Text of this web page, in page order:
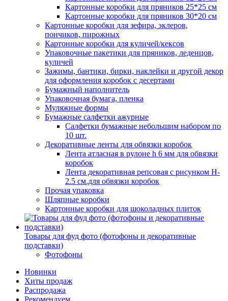
Картонные коробки для пряников 25*25 см
Картонные коробки для пряников 30*20 см
Картонные коробки для зефира, эклеров,
пончиков, пирожных
Картонные коробки для куличей/кексов
Упаковочные пакетики для пряников, леденцов,
куличей
Зажимы, бантики, бирки, наклейки и другой декор
для оформления коробок с десертами
Бумажный наполнитель
Упаковочная бумага, пленка
Муляжные формы
Бумажные салфетки ажурные
Салфетки бумажные небольшим набором по
10 шт.
Декоративные ленты для обвязки коробок
Лента атласная в рулоне h 6 мм для обвязки
коробок
Лента декоративная репсовая с рисунком H-
2.5 см.для обвязки коробок
Прочая упаковка
Шляпные коробки
Картонные коробки для шоколадных плиток
Товары для фуд фото (фотофоны и декоративные
подставки)
Фотофоны
Новинки
Хиты продаж
Распродажа
Рекомендуем